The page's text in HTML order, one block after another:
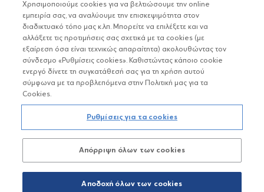
Δείτε τις πολιτικές μας
Βασικές Γνώσεις
Τα νέα μας
Χρήσιμοι σύνδεσμοι
H Eurobank Asset Management ΑΕΔΑΚ
Επενδυτική φιλοσοφία ESG
Πιστοποιημένα στελέχη και συνεργάτες
Αποστολή Βιογραφικών
ΟΙ ΟΣΕΚΑ ΔΕΝ ΕΧΟΥΝ ΕΓΓΥΗΜΕΝΗ ΑΠΟΔΟΣΗ ΚΑΙ ΟΙ
ΠΡΟΗΓΟΥΜΕΝΕΣ ΑΠΟΔΟΣΕΙΣ ΔΕΝ ΔΙΑΣΦΑΛΙΖΟΥΝ ΤΙΣ
ΜΕΛΛΟΝΤΙΚΕΣ
Copyright © Eurobank ΑΕΔΑΚ
Προστασία Προσωπικών Δεδομένων
Όροι χρήσης
Πολιτική cookies
Χρησιμοποιούμε cookies για να βελτιώσουμε την online
εμπειρία σας, να αναλύουμε την επισκεψιμότητα στον
διαδικτυακό τόπο μας κ.λπ. Μπορείτε να επιλέξετε και να
αλλάξετε τις προτιμήσεις σας σχετικά με τα cookies (με
εξαίρεση όσα είναι τεχνικώς απαραίτητα) ακολουθώντας τον
σύνδεσμο «Ρυθμίσεις cookies». Καθιστώντας κάποιο cookie
ενεργό δίνετε τη συγκατάθεσή σας για τη χρήση αυτού
σύμφωνα με τα προβλεπόμενα στην Πολιτική μας για τα
Cookies.
Ρυθμίσεις για τα cookies
Απόρριψη όλων των cookies
Αποδοχή όλων των cookies